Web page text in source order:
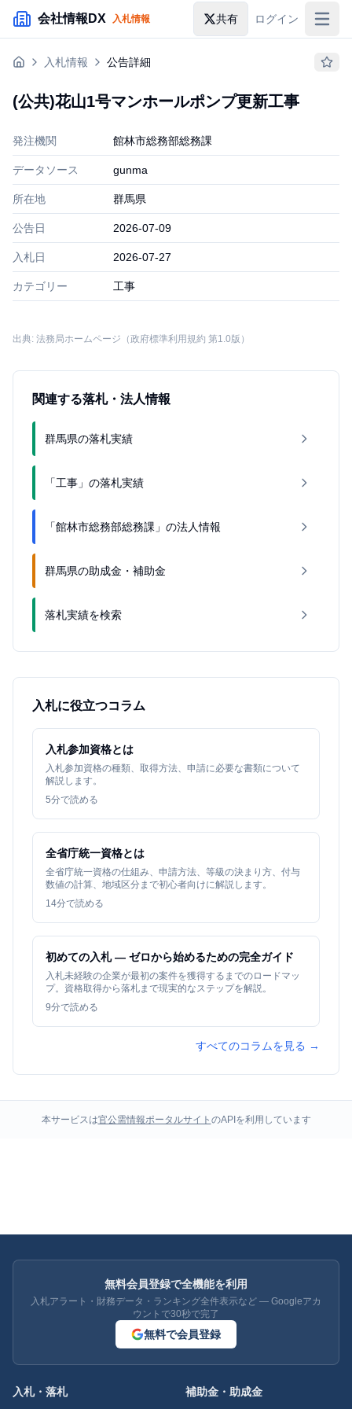
メインコンテンツにスキップ
会社情報DX 入札情報 共有 ログイン
入札情報
企業検索
入札情報 公告詳細
(公共)花山1号マンホールポンプ更新工事
発注機関 館林市総務部総務課
データソース gunma
所在地 群馬県
公告日 2026-07-09
入札日 2026-07-27
カテゴリー 工事
出典: 法務局ホームページ（政府標準利用規約 第1.0版）
関連する落札・法人情報
群馬県の落札実績
「工事」の落札実績
「館林市総務部総務課」の法人情報
群馬県の助成金・補助金
落札実績を検索
入札に役立つコラム
入札参加資格とは
入札参加資格の種類、取得方法、申請に必要な書類について
解説します。
5分で読める
全省庁統一資格とは
全省庁統一資格の仕組み、申請方法、等級の決まり方、付与
数値の計算、地域区分まで初心者向けに解説します。
14分で読める
初めての入札 — ゼロから始めるための完全ガイド
入札未経験の企業が最初の案件を獲得するまでのロードマッ
プ。資格取得から落札まで現実的なステップを解説。
9分で読める
すべてのコラムを見る →
本サービスは官公需情報ポータルサイト のAPIを利用しています
無料会員登録で全機能を利用
入札アラート・財務データ・ランキング全件表示など — Googleアカ
ウントで30秒で完了
無料で会員登録
入札・落札 補助金・助成金